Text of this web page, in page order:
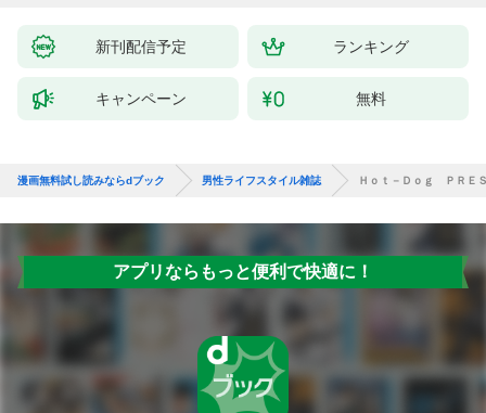
新刊配信予定 ランキング
キャンペーン 無料
漫画無料試し読みならdブック 男性ライフスタイル雑誌 Ｈｏｔ－Ｄｏｇ ＰＲＥ
アプリならもっと便利で快適に！